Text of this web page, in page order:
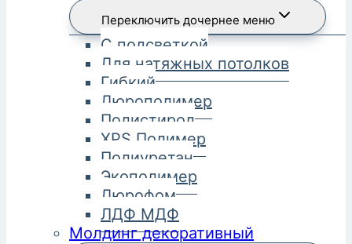
Переключить дочернее меню
С подсветкой
Для натяжных потолков
Гибкий
Дюрополимер
Полистирол
XPS Полимер
Полиуретан
Экополимер
Дюрофом
ЛДФ МДФ
Молдинг декоративный